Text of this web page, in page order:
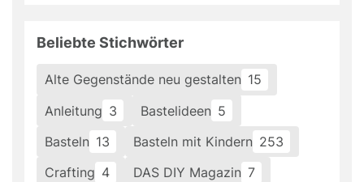
Beliebte Stichwörter
Alte Gegenstände neu gestalten 15
Anleitung 3 Bastelideen 5
Basteln 13 Basteln mit Kindern 253
Crafting 4 DAS DIY Magazin 7